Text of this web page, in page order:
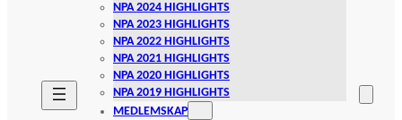
NPA 2024 HIGHLIGHTS
NPA 2023 HIGHLIGHTS
NPA 2022 HIGHLIGHTS
NPA 2021 HIGHLIGHTS
NPA 2020 HIGHLIGHTS
NPA 2019 HIGHLIGHTS
MEDLEMSKAP